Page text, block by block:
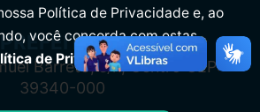
PREFEITURA
Barreto, s/n, Centro CEP:
39340-000
Política de Privacidade e, ao
você concorda com estas
de Privacidade.